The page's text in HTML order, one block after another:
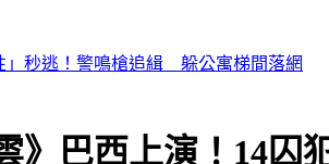
辦? 司法院廣告
》巴西上演！14